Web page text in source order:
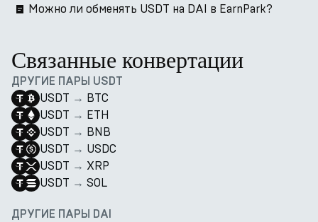
Можно ли обменять USDT на DAI в EarnPark?
Связанные конвертации
ДРУГИЕ ПАРЫ USDT
USDT → BTC
USDT → ETH
USDT → BNB
USDT → USDC
USDT → XRP
USDT → SOL
ДРУГИЕ ПАРЫ DAI